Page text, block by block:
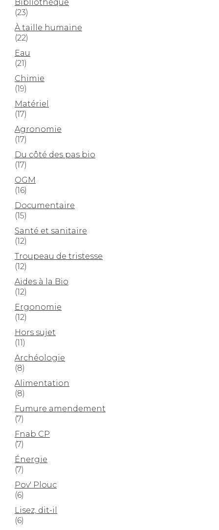
Bibliothèque
(23)
À taille humaine
(22)
Eau
(21)
Chimie
(19)
Matériel
(17)
Agronomie
(17)
Du côté des pas bio
(17)
OGM
(16)
Documentaire
(15)
Santé et sanitaire
(12)
Troupeau de tristesse
(12)
Aides à la Bio
(12)
Ergonomie
(12)
Hors sujet
(11)
Archéologie
(8)
Alimentation
(8)
Fumure amendement
(7)
Fnab CP
(7)
Énergie
(7)
Pov' Plouc
(6)
Lisez, dit-il
(6)